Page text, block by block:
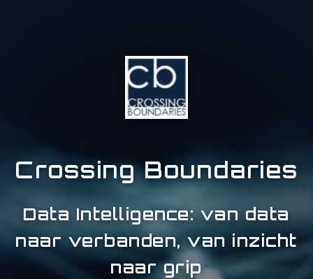
Crossing Boundaries
Data Intelligence: van data
naar verbanden, van inzicht
naar grip